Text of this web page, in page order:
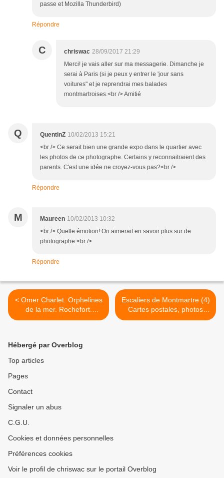
passe et Mozilla Thunderbird)
Répondre
C chriswac 28/09/2017 21:29
Merci! je vais aller sur ma messagerie. Dimanche je
serai à Paris (si je peux y entrer le 'jour sans
voitures" et je reprendrai mes balades
montmartroises.<br /> Amitié
Q QuentinZ 10/02/2013 15:21
<br /> Ce serait bien une grande expo dans le quartier avec
les photos de ce photographe. Certains y reconnaitraient des
parents. C'est une idée ne croyez-vous pas?<br />
Répondre
M Maureen 10/02/2013 10:32
<br /> Quelle émotion! On aimerait en savoir plus sur de
photographe.<br />
Répondre
< Omer Charlet. Orphelines
de la mer. Rochefort.
Musée Hèbre de saint
Escaliers de Montmartre (4)
Cartes postales, photos
anciennes. Rue Chappe.
Hébergé par Overblog
Top articles
Pages
Contact
Signaler un abus
C.G.U.
Cookies et données personnelles
Préférences cookies
Voir le profil de chriswac sur le portail Overblog